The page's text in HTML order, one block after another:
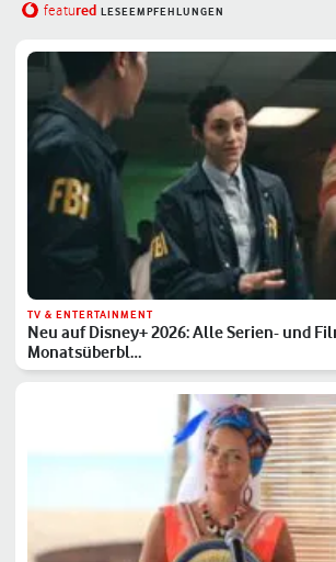
featured LESEEMPFEHLUNGEN
TV & ENTERTAINMENT
Neu auf Disney+ 2026: Alle Serien- und
Monatsüberbl…